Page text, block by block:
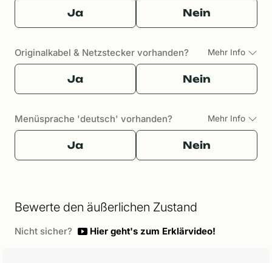
Ja Nein
Originalkabel & Netzstecker vorhanden? Mehr Info
Ja Nein
Menüsprache 'deutsch' vorhanden? Mehr Info
Ja Nein
Bewerte den äußerlichen Zustand
Nicht sicher? Hier geht's zum Erklärvideo!